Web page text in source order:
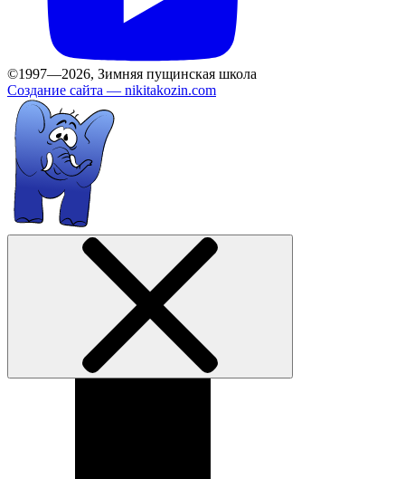
©1997—2026, Зимняя пущинская школа
Создание сайта — nikitakozin.com